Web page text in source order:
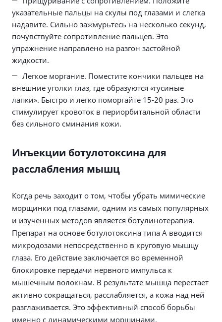
указательные пальцы на скулы под глазами и слегка
надавите. Сильно зажмурьтесь на несколько секунд,
почувствуйте сопротивление пальцев. Это
упражнение направлено на разгон застойной
жидкости.
Легкое моргание. Поместите кончики пальцев на
внешние уголки глаз, где образуются «гусиные
лапки». Быстро и легко поморгайте 15-20 раз. Это
стимулирует кровоток в периорбитальной области
без сильного сминания кожи.
Инъекции ботулотоксина для
расслабления мышц
Когда речь заходит о том, чтобы убрать мимические
морщинки под глазами, одним из самых популярных
и изученных методов является ботулинотерапия.
Препарат на основе ботулотоксина типа А вводится
микродозами непосредственно в круговую мышцу
глаза. Его действие заключается во временной
блокировке передачи нервного импульса к
мышечным волокнам. В результате мышца перестает
активно сокращаться, расслабляется, а кожа над ней
разглаживается. Это эффективный способ борьбы
именно с динамическими морщинами.